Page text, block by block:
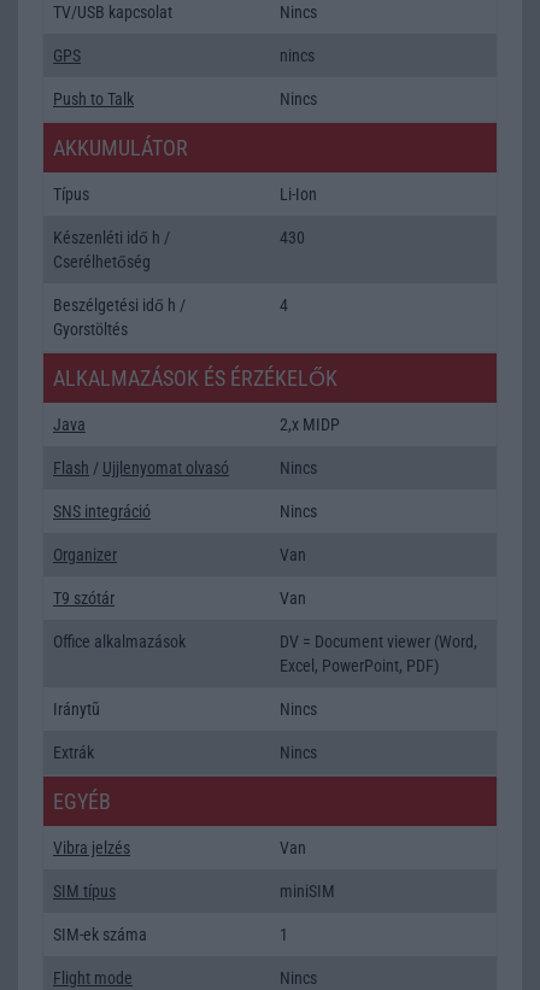
TV/USB kapcsolat Nincs
GPS nincs
Push to Talk Nincs
AKKUMULÁTOR
Típus Li-Ion
Készenléti idő h /
Cserélhetőség
430
Beszélgetési idő h /
Gyorstöltés
4
ALKALMAZÁSOK ÉS ÉRZÉKELŐK
Java 2,x MIDP
Flash / Ujjlenyomat olvasó Nincs
SNS integráció Nincs
Organizer Van
T9 szótár Van
Office alkalmazások
DV = Document viewer (Word,
Excel, PowerPoint, PDF)
Iránytũ Nincs
Extrák Nincs
EGYÉB
Vibra jelzés Van
SIM típus miniSIM
SIM-ek száma 1
Flight mode Nincs